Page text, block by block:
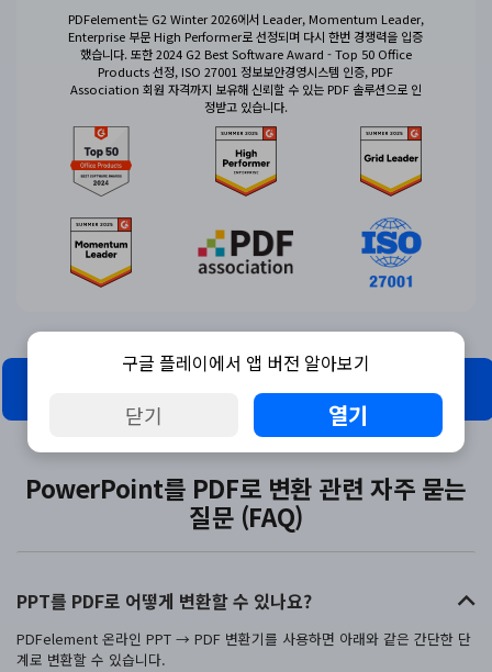
PDFelement는 G2 Winter 2026에서 Leader, Momentum Leader,
Enterprise 부문 High Performer로 선정되며 다시 한번 경쟁력을 입증
했습니다. 또한 2024 G2 Best Software Award - Top 50 Office
Products 선정, ISO 27001 정보보안경영시스템 인증, PDF
Association 회원 자격까지 보유해 신뢰할 수 있는 PDF 솔루션으로 인
정받고 있습니다.
PPT를 PDF로 변환한기 (온라인)
PowerPoint를 PDF로 변환 관련 자주 묻는
질문 (FAQ)
PPT를 PDF로 어떻게 변환할 수 있나요?
PDFelement 온라인 PPT → PDF 변환기를 사용하면 아래와 같은 간단한 단
계로 변환할 수 있습니다.
구글 플레이에서 앱 버전 알아보기
닫기 열기